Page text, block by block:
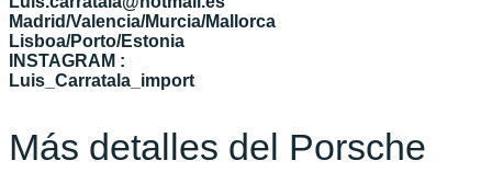
Madrid/Valencia/Murcia/Mallorca
Lisboa/Porto/Estonia
INSTAGRAM :
Luis_Carratala_import
Más detalles del Porsche